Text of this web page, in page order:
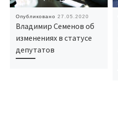
Опубликовано 27.05.2020
Владимир Семенов об
изменениях в статусе
депутатов